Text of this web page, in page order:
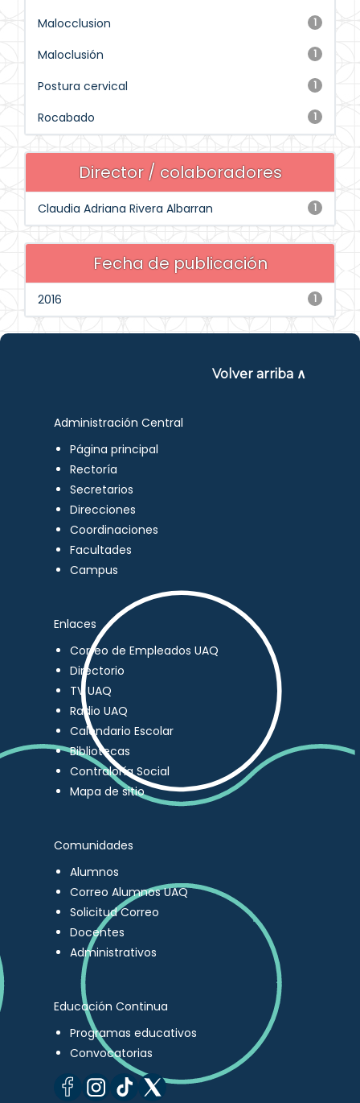
1
Malocclusion
1
Maloclusión
1
Postura cervical
1
Rocabado
Director / colaboradores
1
Claudia Adriana Rivera Albarran
Fecha de publicación
1
2016
Volver arriba ∧
Administración Central
Página principal
Rectoría
Secretarios
Direcciones
Coordinaciones
Facultades
Campus
Enlaces
Correo de Empleados UAQ
Directorio
TV UAQ
Radio UAQ
Calendario Escolar
Bibliotecas
Contraloría Social
Mapa de sitio
Comunidades
Alumnos
Correo Alumnos UAQ
Solicitud Correo
Docentes
Administrativos
Educación Continua
Programas educativos
Convocatorias